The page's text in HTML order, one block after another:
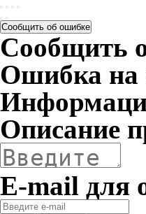
Сообщить об ошибке
Сообщить
Ошибка на
Описание
E-mail для